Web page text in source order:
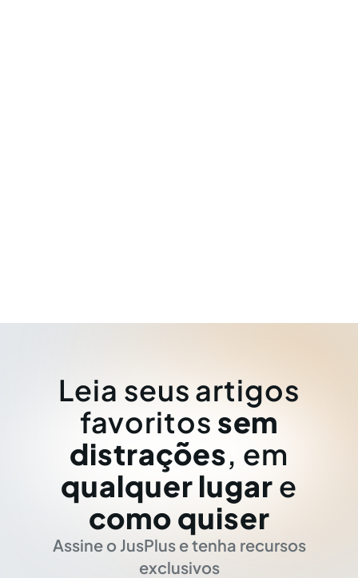
Leia seus artigos
favoritos sem
distrações, em
qualquer lugar e
como quiser
Assine o JusPlus e tenha recursos
exclusivos